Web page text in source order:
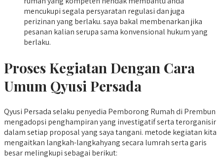
mencukupi segala persyaratan regulasi dan juga
perizinan yang berlaku. saya bakal membenarkan jika
pesanan kalian serupa sama konvensional hukum yang
berlaku.
Proses Kegiatan Dengan Cara
Umum Qyusi Persada
Qyusi Persada selaku penyedia Pemborong Rumah di Prembun
mengadopsi penghampiran yang investigatif serta terorganisir
dalam setiap proposal yang saya tangani. metode kegiatan kita
mengaitkan langkah-langkahyang secara lumrah serta garis
besar melingkupi sebagai berikut: